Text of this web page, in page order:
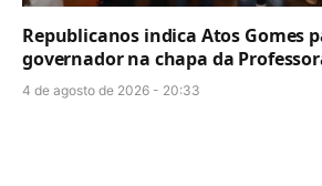
Republicanos indica Atos Gomes
governador na chapa da
4 de agosto de 2026 - 20:33